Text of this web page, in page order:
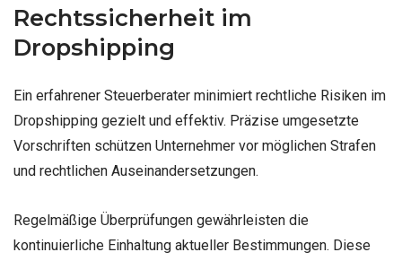
Rechtssicherheit im
Dropshipping
Ein erfahrener Steuerberater minimiert rechtliche Risiken im
Dropshipping gezielt und effektiv. Präzise umgesetzte
Vorschriften schützen Unternehmer vor möglichen Strafen
und rechtlichen Auseinandersetzungen.
Regelmäßige Überprüfungen gewährleisten die
kontinuierliche Einhaltung aktueller Bestimmungen. Diese